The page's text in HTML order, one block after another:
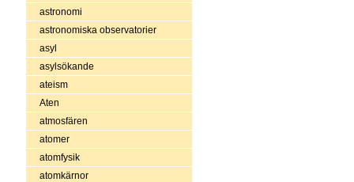
astronomi
astronomiska observatorier
asyl
asylsökande
ateism
Aten
atmosfären
atomer
atomfysik
atomkärnor